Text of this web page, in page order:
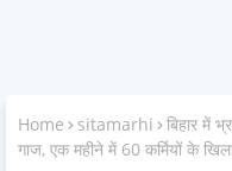
Home sitamarhi
बिहार में
गाज, एक महीने में 60 कर्मियों के